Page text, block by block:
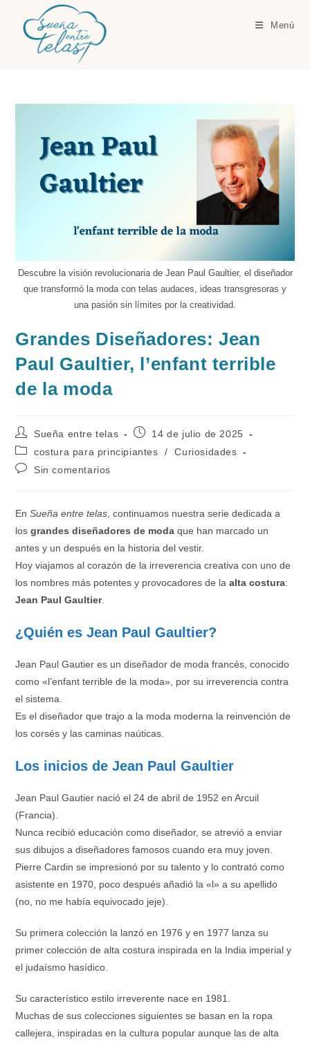
contenido
Menú
Descubre la visión revolucionaria de Jean Paul Gaultier, el diseñador
que transformó la moda con telas audaces, ideas transgresoras y
una pasión sin límites por la creatividad.
Grandes Diseñadores: Jean
Paul Gaultier, l’enfant terrible
de la moda
Autor
de
la
entrada:
Sueña entre telas
Publicación
la
14 de julio de 2025
Categoría
de
la
costura para principiantes /
Curiosidades
Comentarios
entrada:
Sin comentarios
EnSueña entre telas, continuamos nuestra serie dedicada a
losgrandes diseñadores de moda que han marcado un
antes y un después en la historia del vestir.
Hoy viajamos al corazón de la irreverencia creativa con uno de
los nombres más potentes y provocadores de laalta costura:
Jean Paul Gaultier.
¿Quién es Jean Paul Gaultier?
Jean Paul Gautier es un diseñador de moda francés, conocido
como «l’enfant terrible de la moda», por su irreverencia contra
el sistema.
Es el diseñador que trajo a la moda moderna la reinvención de
los corsés y las caminas naúticas.
Los inicios de Jean Paul Gaultier
Jean Paul Gautier nació el 24 de abril de 1952 en Arcuil
(Francia).
Nunca recibió educación como diseñador, se atrevió a enviar
sus dibujos a diseñadores famosos cuando era muy joven.
Pierre Cardin se impresionó por su talento y lo contrató como
asistente en 1970, poco después añadió la «l» a su apellido
(no, no me había equivocado jeje).
Su primera colección la lanzó en 1976 y en 1977 lanza su
primer colección de alta costura inspirada en la India imperial y
el judaísmo hasídico.
Su característico estilo irreverente nace en 1981.
Muchas de sus colecciones siguientes se basan en la ropa
callejera, inspiradas en la cultura popular aunque las de alta